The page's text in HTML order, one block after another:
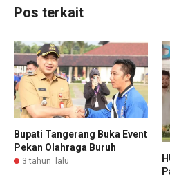
Pos terkait
Bupati Tangerang Buka Event
Pekan Olahraga Buruh
3 tahun lalu